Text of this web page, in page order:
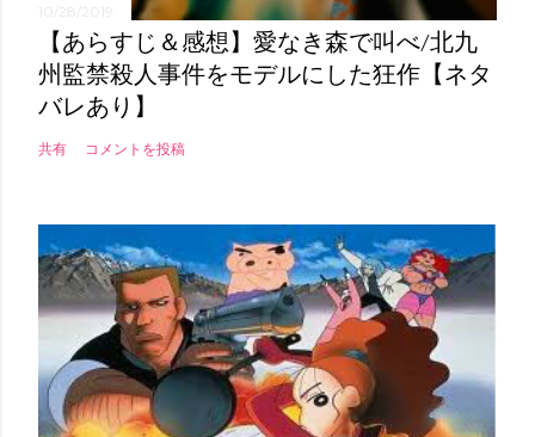
10/28/2019
【あらすじ＆感想】愛なき森で叫べ/北九
州監禁殺人事件をモデルにした狂作【ネタ
バレあり】
共有 コメントを投稿